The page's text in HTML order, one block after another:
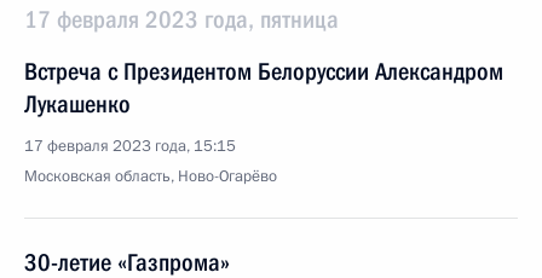
17 февраля 2023 года, пятница
Встреча с Президентом Белоруссии Александром
Лукашенко
17 февраля 2023 года, 15:15
Московская область, Ново-Огарёво
30-летие «Газпрома»